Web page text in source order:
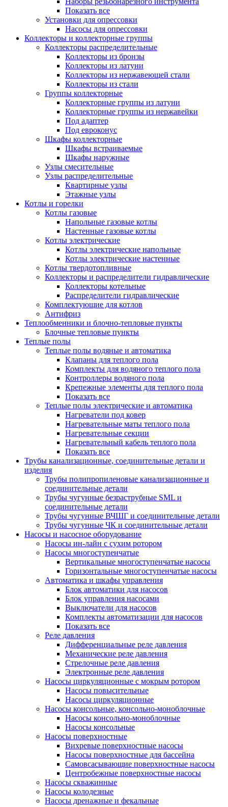
Показать все
Установки для опрессовки
Насосы для опрессовки
Коллекторы и коллекторные группы
Коллекторы распределительные
Коллекторы из бронзы
Коллекторы из латуни
Коллекторы из нержавеющей стали
Коллекторы из стали
Группы коллекторные
Коллекторные группы из латуни
Коллекторные группы из нержавейки
Под адаптер
Под евроконус
Шкафы коллекторные
Шкафы встраиваемые
Шкафы наружные
Узлы смесительные
Узлы распределительные
Квартирные узлы
Этажные узлы
Котлы и горелки
Котлы газовые
Напольные газовые котлы
Настенные газовые котлы
Котлы электрические
Котлы электрические напольные
Котлы электрические настенные
Котлы твердотопливные
Коллекторы и распределители гидравлические
Коллекторы котельные
Распределители гидравлические
Комплектующие для котлов
Антифриз
Теплообменники и блочно-тепловые пункты
Блочные тепловые пункты
Теплые полы
Теплые полы водяные и автоматика
Клапаны для теплого пола
Комплекты для водяного теплого пола
Контроллеры водяного пола
Крепежные элементы для теплого пола
Показать все
Теплые полы электрические и автоматика
Нагреватели под ковер
Нагревательные маты теплого пола
Нагревательные секции
Нагревательный кабель теплого пола
Показать все
Трубы канализационные, соединительные детали и
изделия
Трубы полипропиленовые канализационные и
соединительные детали
Трубы чугунные безраструбные SML и
соединительные детали
Трубы чугунные ВЧШГ и соединительные детали
Трубы чугунные ЧК и соединительные детали
Насосы и насосное оборудование
Насосы ин-лайн с сухим ротором
Насосы многоступенчатые
Вертикальные многоступенчатые насосы
Горизонтальные многоступенчатые насосы
Автоматика и шкафы управления
Блок автоматики для насосов
Блок управления насосами
Выключатели для насосов
Комплекты автоматизации для насосов
Показать все
Реле давления
Дифференциальные реле давления
Механические реле давления
Стрелочные реле давления
Электронные реле давления
Насосы циркуляционные с мокрым ротором
Насосы повысительные
Насосы циркуляционные
Насосы консольные, консольно-моноблочные
Насосы консольно-моноблочные
Насосы консольные
Насосы поверхностные
Вихревые поверхностные насосы
Насосы поверхностные для бассейна
Самовсасывающие поверхностные насосы
Центробежные поверхностные насосы
Насосы скважинные
Насосы колодезные
Насосы дренажные и фекальные